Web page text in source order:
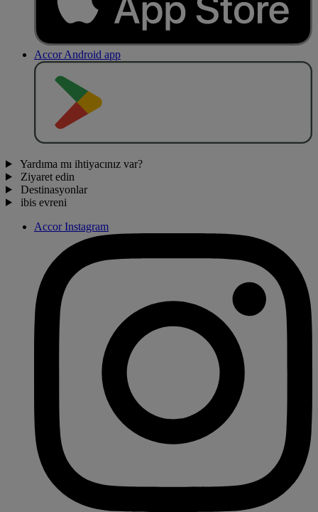
Accor Android app
Yardıma mı ihtiyacınız var?
Ziyaret edin
Destinasyonlar
ibis evreni
Accor Instagram